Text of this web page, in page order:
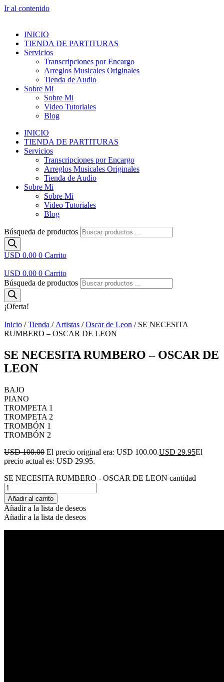
Ir al contenido
INICIO
TIENDA DE PARTITURAS
Servicios
Transcripciones por Encargo
Arreglos Musicales Originales
Tienda de Audio
Sobre Mi
Sobre Mi
Video Tutoriales
Blog
INICIO
TIENDA DE PARTITURAS
Servicios
Transcripciones por Encargo
Arreglos Musicales Originales
Tienda de Audio
Sobre Mi
Sobre Mi
Video Tutoriales
Blog
Búsqueda de productos
USD 0.00 0 Carrito
USD 0.00 0 Carrito
Búsqueda de productos
¡Oferta!
Inicio /Tienda / Artistas /Oscar de Leon / SE NECESITA
RUMBERO – OSCAR DE LEON
SE NECESITA RUMBERO – OSCAR DE
LEON
BAJO
PIANO
TROMPETA 1
TROMPETA 2
TROMBÓN 1
TROMBÓN 2
USD 100.00 El precio original era: USD 100.00.USD 29.95El
precio actual es: USD 29.95.
SE NECESITA RUMBERO - OSCAR DE LEON cantidad
Añadir al carrito
Añadir a la lista de deseos
Añadir a la lista de deseos